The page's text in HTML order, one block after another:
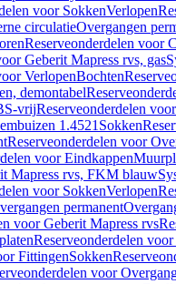
voor SokkenVerlopen
circulatieOvergangen
Reserveonderdelen voor
Geberit Mapress rvs, gas
VerlopenBochten
demontabel
vrijReserveonderdelen
1.4521 Sokken
Reserveonderdelen voor
voor Eindkappen
Mapress rvs, FKM blauw
voor SokkenVerlopen
permanent
voor Geberit Mapress rvs
Reserveonderdelen
FittingenSokken
voor